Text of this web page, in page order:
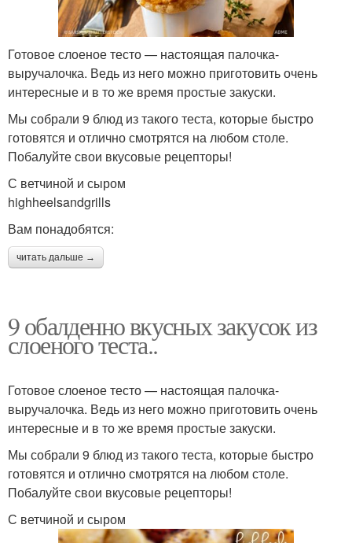
Готовое слоеное тесто — настоящая палочка-
выручалочка. Ведь из него можно приготовить очень
интересные и в то же время простые закуски.
Мы собрали 9 блюд из такого теста, которые быстро
готовятся и отлично смотрятся на любом столе.
Побалуйте свои вкусовые рецепторы!
С ветчиной и сыром
highheelsandgrills
Вам понадобятся:
читать дальше →
9 обалденно вкусных закусок из
слоеного теста..
Готовое слоеное тесто — настоящая палочка-
выручалочка. Ведь из него можно приготовить очень
интересные и в то же время простые закуски.
Мы собрали 9 блюд из такого теста, которые быстро
готовятся и отлично смотрятся на любом столе.
Побалуйте свои вкусовые рецепторы!
С ветчиной и сыром